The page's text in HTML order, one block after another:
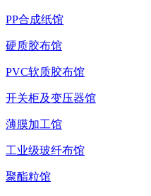
PP合成纸馆
硬质胶布馆
PVC软质胶布馆
开关柜及变压器馆
薄膜加工馆
工业级玻纤布馆
聚酯粒馆